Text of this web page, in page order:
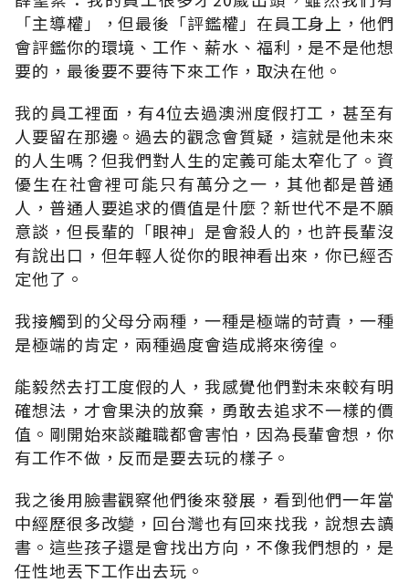
「主導權」，但最後「評鑑權」在員工身上，他們
會評鑑你的環境、工作、薪水、福利，是不是他想
要的，最後要不要待下來工作，取決在他。
我的員工裡面，有4位去過澳洲度假打工，甚至有
人要留在那邊。過去的觀念會質疑，這就是他未來
的人生嗎？但我們對人生的定義可能太窄化了。資
優生在社會裡可能只有萬分之一，其他都是普通
人，普通人要追求的價值是什麼？新世代不是不願
意談，但長輩的「眼神」是會殺人的，也許長輩沒
有說出口，但年輕人從你的眼神看出來，你已經否
定他了。
我接觸到的父母分兩種，一種是極端的苛責，一種
是極端的肯定，兩種過度會造成將來徬徨。
能毅然去打工度假的人，我感覺他們對未來較有明
確想法，才會果決的放棄，勇敢去追求不一樣的價
值。剛開始來談離職都會害怕，因為長輩會想，你
有工作不做，反而是要去玩的樣子。
我之後用臉書觀察他們後來發展，看到他們一年當
中經歷很多改變，回台灣也有回來找我，說想去讀
書。這些孩子還是會找出方向，不像我們想的，是
任性地丟下工作出去玩。